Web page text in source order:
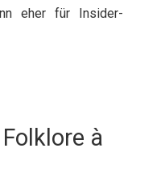
eher für Insider-
à